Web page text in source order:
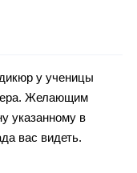
у ученицы
Желающим
указанному в
вас видеть.